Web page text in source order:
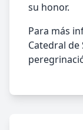
su honor.
Para más
Catedral de